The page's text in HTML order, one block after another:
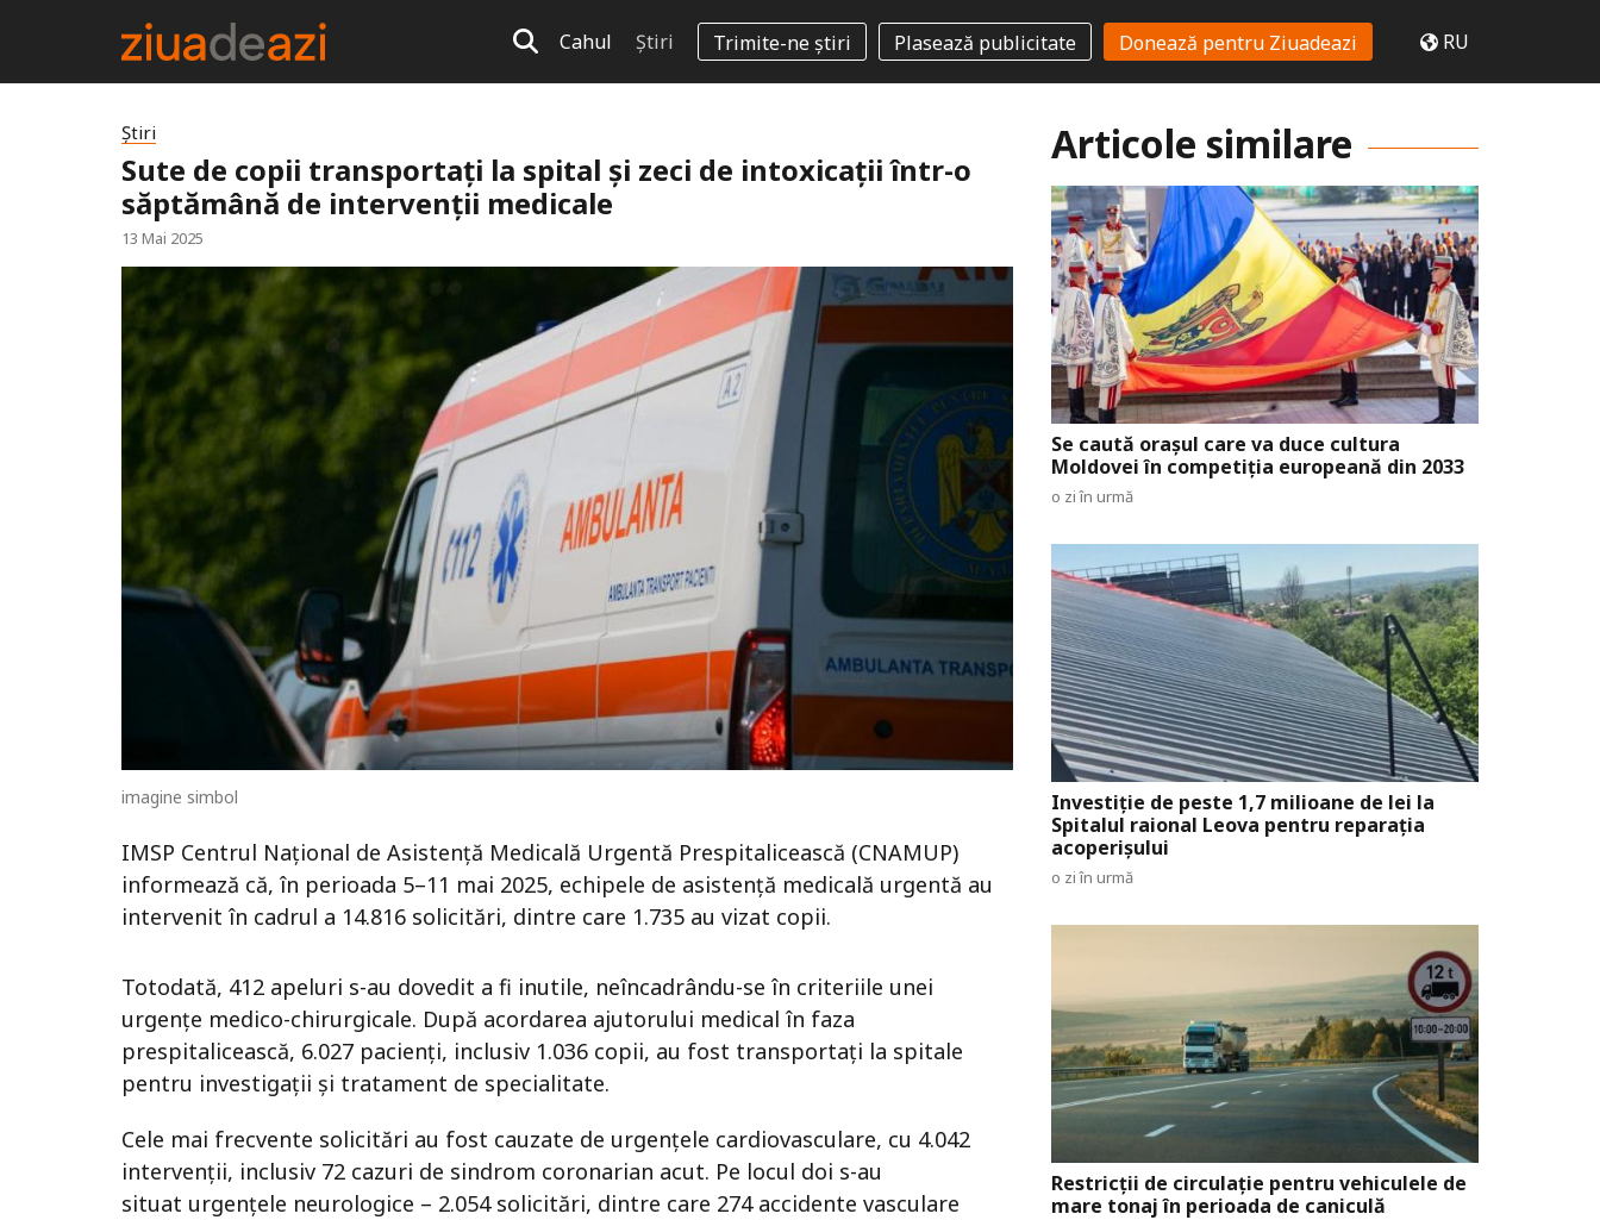
Cahul Știri Trimite-ne știri Plasează publicitate Donează pentru Ziuadeazi RU
Știri
Sute de copii transportați la spital și zeci de intoxicații într-o
săptămână de intervenții medicale
13 Mai 2025
imagine simbol
IMSP Centrul Național de Asistență Medicală Urgentă Prespitalicească (CNAMUP)
informează că, în perioada 5–11 mai 2025, echipele de asistență medicală urgentă au
intervenit în cadrul a 14.816 solicitări, dintre care 1.735 au vizat copii.
Totodată, 412 apeluri s-au dovedit a fi inutile, neîncadrându-se în criteriile unei
urgențe medico-chirurgicale. După acordarea ajutorului medical în faza
prespitalicească, 6.027 pacienți, inclusiv 1.036 copii, au fost transportați la spitale
pentru investigații și tratament de specialitate.
Cele mai frecvente solicitări au fost cauzate de urgențele cardiovasculare, cu 4.042
intervenții, inclusiv 72 cazuri de sindrom coronarian acut. Pe locul doi s-au
situat urgențele neurologice – 2.054 solicitări, dintre care 274 accidente vasculare
Articole similare
Se caută orașul care va duce cultura
Moldovei în competiția europeană din 2033
o zi în urmă
Investiție de peste 1,7 milioane de lei la
Spitalul raional Leova pentru reparația
acoperișului
o zi în urmă
Restricții de circulație pentru vehiculele de
mare tonaj în perioada de caniculă